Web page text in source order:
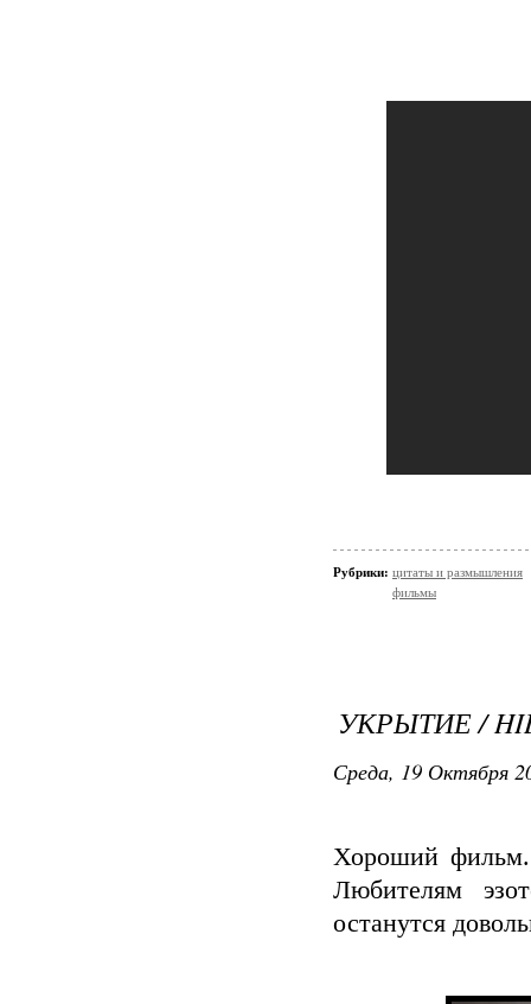
Рубрики: цитаты и размышления
фильмы
УКРЫТИЕ /
Среда, 19 Октября
Хороший фильм.
Любителям
останутся